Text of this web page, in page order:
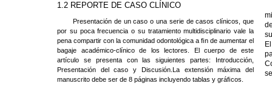
1.2 REPORTE DE CASO CLÍNICO
Presentación de un caso o una serie de casos clínicos, que
por su poca frecuencia o su tratamiento multidisciplinario vale la
pena compartir con la comunidad odontológica a ﬁn de aumentar el
bagaje académico-clínicode los lectores. El cuerpo de este
artículo se presenta con las siguientes partes: Introducción,
Presentación del caso y Discusión.La extensión máxima del
manuscrito debe ser de 8 páginas incluyendo tablas y gráﬁcos.